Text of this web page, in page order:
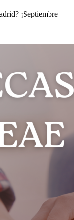
¡Septiembre